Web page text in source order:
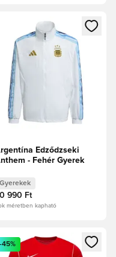
vagy a tagként
egy modált a
Edződzseki
- Fehér Gyerek
Gyerekek
990 Ft
méretben kapható
vagy a tagként
egy modált a
-45%